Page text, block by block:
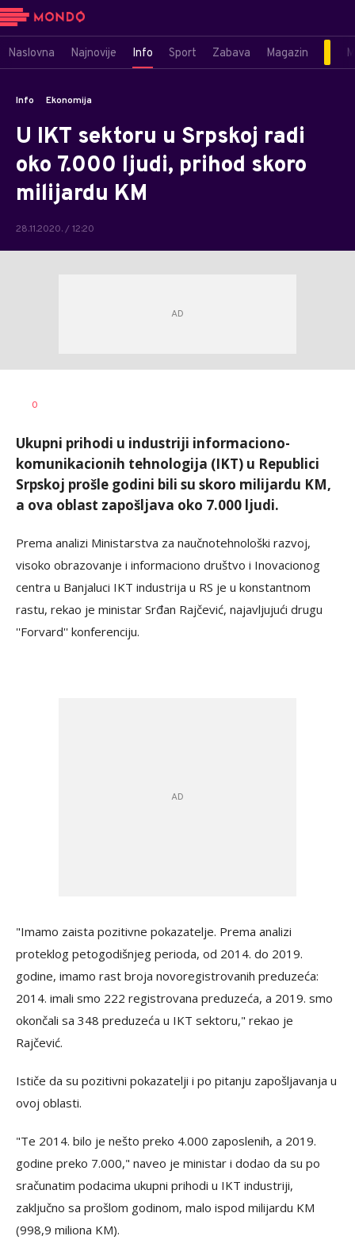
Naslovna Najnovije Info Sport Zabava Magazin
Info Ekonomija
U IKT sektoru u Srpskoj radi
oko 7.000 ljudi, prihod skoro
milijardu KM
28.11.2020. / 12:20
AUTOR
0
Ukupni prihodi u industriji informaciono-
komunikacionih tehnologija (IKT) u Republici
Srpskoj prošle godini bili su skoro milijardu KM,
a ova oblast zapošljava oko 7.000 ljudi.
Prema analizi Ministarstva za naučnotehnološki razvoj,
visoko obrazovanje i informaciono društvo i Inovacionog
centra u Banjaluci IKT industrija u RS je u konstantnom
rastu, rekao je ministar Srđan Rajčević, najavljujući drugu
''Forvard'' konferenciju.
"Imamo zaista pozitivne pokazatelje. Prema analizi
proteklog petogodišnjeg perioda, od 2014. do 2019.
godine, imamo rast broja novoregistrovanih preduzeća:
2014. imali smo 222 registrovana preduzeća, a 2019. smo
okončali sa 348 preduzeća u IKT sektoru," rekao je
Rajčević.
Ističe da su pozitivni pokazatelji i po pitanju zapošljavanja u
ovoj oblasti.
"Te 2014. bilo je nešto preko 4.000 zaposlenih, a 2019.
godine preko 7.000," naveo je ministar i dodao da su po
sračunatim podacima ukupni prihodi u IKT industriji,
zaključno sa prošlom godinom, malo ispod milijardu KM
(998,9 miliona KM).